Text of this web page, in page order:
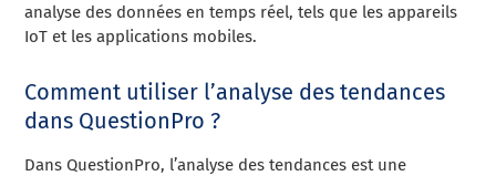
analyse des données en temps réel, tels que les appareils
IoT et les applications mobiles.
Comment utiliser l’analyse des tendances
dans QuestionPro ?
Dans QuestionPro, l’analyse des tendances est une